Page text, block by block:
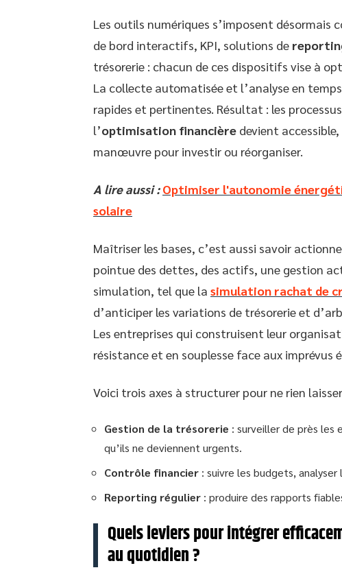
Les outils numériques s’imposent désormais
de bord interactifs, KPI, solutions de
trésorerie : chacun de ces dispositifs vise à
La collecte automatisée et l’analyse en
rapides et pertinentes. Résultat : les
l’optimisation financière devient
manœuvre pour investir ou réorganiser.
A lire aussi : Optimiser l'autonomie
solaire
Maîtriser les bases, c’est aussi savoir
pointue des dettes, des actifs, une gestion
simulation, tel que la simulation rachat de
d’anticiper les variations de trésorerie et
Les entreprises qui construisent leur
résistance et en souplesse face aux imprévus
Voici trois axes à structurer pour ne rien
Gestion de la trésorerie : surveiller de près les
qu’ils ne deviennent urgents.
Contrôle financier : suivre les budgets,
Reporting régulier : produire des rapports
Quels leviers pour intégrer
au quotidien ?